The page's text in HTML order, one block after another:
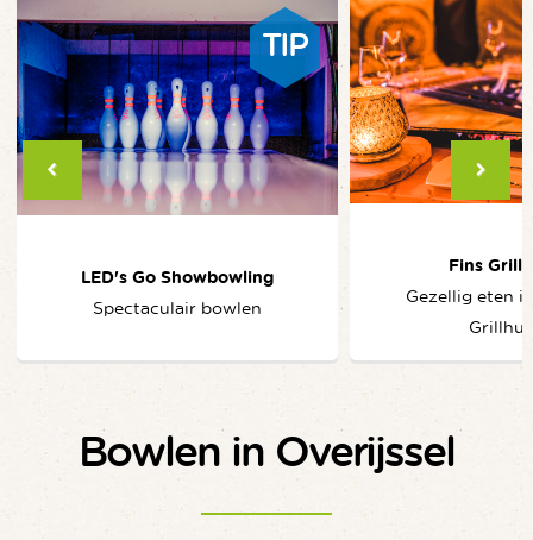
TIP
LED's Go Showbowling
Spectaculair bowlen
Fins
Gezellig eten
Bowlen in Overijssel